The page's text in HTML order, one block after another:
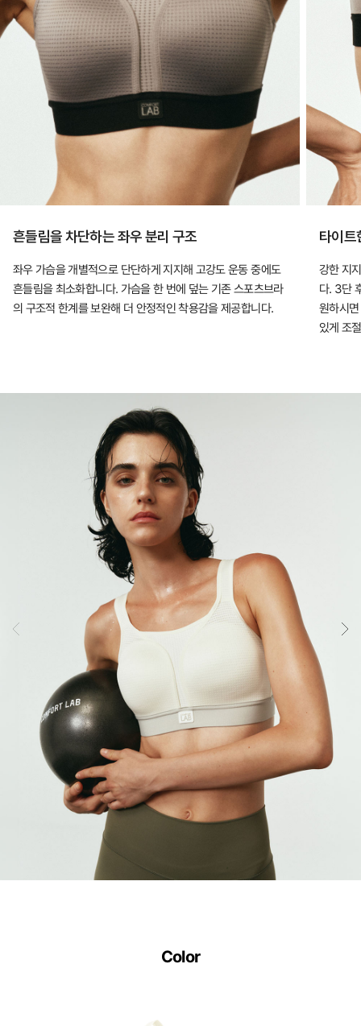
흔들림을 차단하는 좌우 분리 구조
좌우 가슴을 개별적으로 단단하게 지지해 고강도 운동 중에도
흔들림을 최소화합니다. 가슴을 한 번에 덮는 기존 스포츠브라
의 구조적 한계를 보완해 더 안정적인 착용감을 제공합니다.
타이트
강한 지
다. 3단
원하시
있게 조
Color